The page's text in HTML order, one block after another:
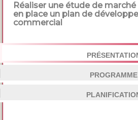
Réaliser une étude de
en place un plan de
commercial
PROGRAMME